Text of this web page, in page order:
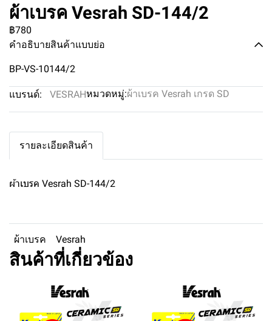
ผ้าเบรค Vesrah SD-144/2
฿780
คำอธิบายสินค้าแบบย่อ
BP-VS-10144/2
แบรนด์: VESRAHหมวดหมู่:ผ้าเบรค Vesrah เกรด SD
รายละเอียดสินค้า
ผ้าเบรค Vesrah SD-144/2
ผ้าเบรค Vesrah
สินค้าที่เกี่ยวข้อง